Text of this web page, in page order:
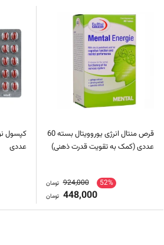
قرص منتال انرژی یوروویتال بسته 60
عددی (کمک به تقویت قدرت ذهنی)
52%
924,000 تومان
448,000 تومان
عددی